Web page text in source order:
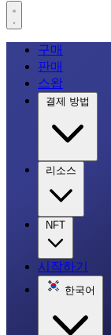
구매
판매
스왑
결제 방법
리소스
NFT
시작하기
한국어